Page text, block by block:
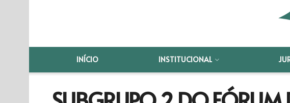
INÍCIO INSTITUCIONAL